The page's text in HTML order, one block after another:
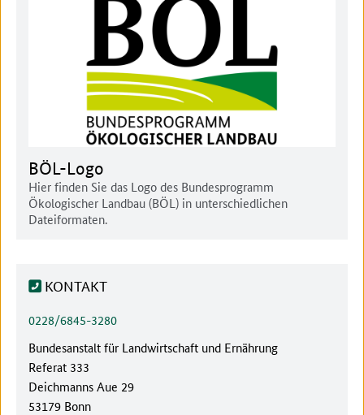
BÖL-Logo
Hier finden Sie das Logo des Bundesprogramm
Ökologischer Landbau (BÖL) in unterschiedlichen
Dateiformaten.
KONTAKT
Telefonnummer:
0228/6845-3280
Behörde:
Bundesanstalt für Landwirtschaft und Ernährung
Referat 333
Straße/Hausnummer:
Deichmanns Aue 29
Postleitzahl/Ort:
53179 Bonn